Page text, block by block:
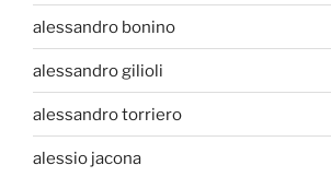
alessandro bonino
alessandro gilioli
alessandro torriero
alessio jacona